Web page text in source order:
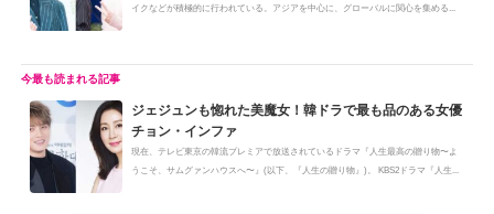
イクなどが積極的に行われている。アジアを中心に、グローバルに関心を集める...
ジェジュンも惚れた美魔女！韓ドラで最も品のある女優
チョン・インファ
現在、テレビ東京の韓流プレミアで放送されているドラマ『人生最高の贈り物〜よ
うこそ、サムグァンハウスへ〜』(以下、『人生の贈り物』)。 KBS2ドラマ『人生...